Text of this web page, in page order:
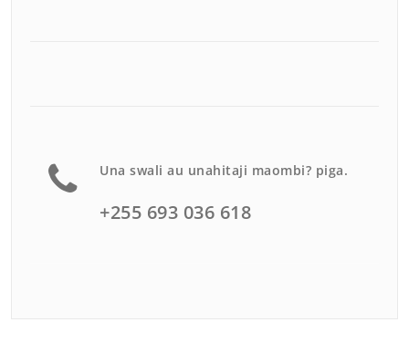
Una swali au unahitaji maombi? piga.
+255 693 036 618